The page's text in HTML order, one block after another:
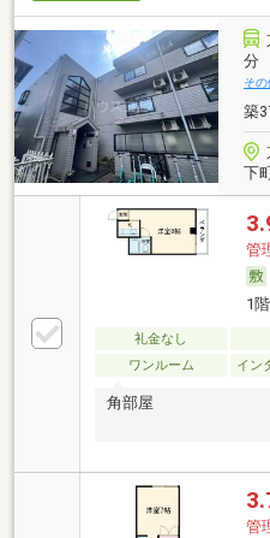
分
そ
築
下
管
1
礼金なし
ワンルーム
イン
角部屋
管